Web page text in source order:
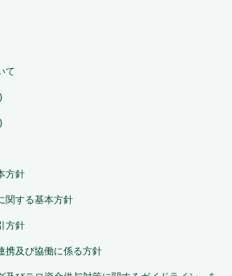
て
方針
関する基本方針
方針
携及び協働に係る方針